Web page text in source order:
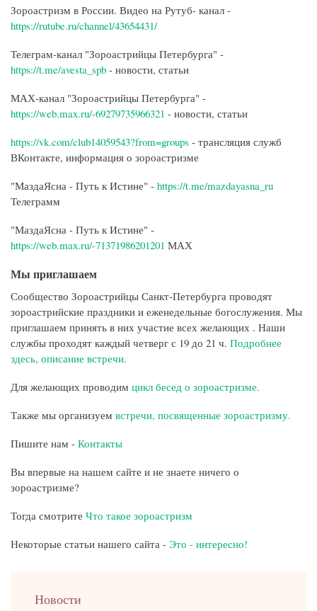
Зороастризм в России. Видео на Рутуб- канал -
https://rutube.ru/channel/43654431/
Телеграм-канал "Зороастрийцы Петербурга" -
https://t.me/avesta_spb - новости, статьи
МАХ-канал "Зороастрийцы Петербурга" -
https://web.max.ru/-69279735966321 - новости, статьи
https://vk.com/club14059543?from=groups - трансляция служб
ВКонтакте, информация о зороастризме
"МаздаЯсна - Путь к Истине" - https://t.me/mazdayasna_ru
Телеграмм
"МаздаЯсна - Путь к Истине" -
https://web.max.ru/-71371986201201 МАХ
Мы приглашаем
Сообщество Зороастрийцы Санкт-Петербурга проводят
зороастрийские праздники и еженедельные богослужения. Мы
приглашаем принять в них участие всех желающих . Наши
службы проходят каждый четверг с 19 до 21 ч. Подробнее
здесь, описание встречи.
Для желающих проводим цикл бесед о зороастризме.
Также мы организуем встречи, посвященные зороастризму.
Пишите нам - Контакты
Вы впервые на нашем сайте и не знаете ничего о
зороастризме?
Тогда смотрите Что такое зороастризм
Некоторые статьи нашего сайта - Это - интересно!
upНовости